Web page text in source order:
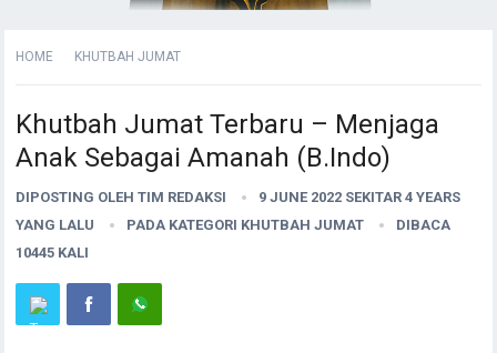
HOME KHUTBAH JUMAT
Khutbah Jumat Terbaru – Menjaga
Anak Sebagai Amanah (B.Indo)
DIPOSTING OLEHTIM REDAKSI
9 JUNE 2022 SEKITAR 4 YEARS
YANG LALU
PADA KATEGORI KHUTBAH JUMAT
DIBACA
10445 KALI